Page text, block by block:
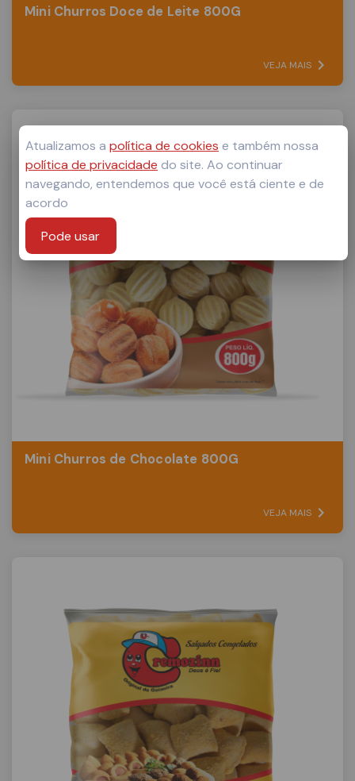
Mini Churros Doce de Leite 800G
VEJA MAIS
Mini Churros de Chocolate 800G
VEJA MAIS
Atualizamos a política de cookies e também nossa
política de privacidade do site. Ao continuar
navegando, entendemos que você está ciente e de
acordo
Pode usar